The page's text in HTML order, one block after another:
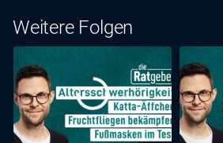
Weitere Folgen